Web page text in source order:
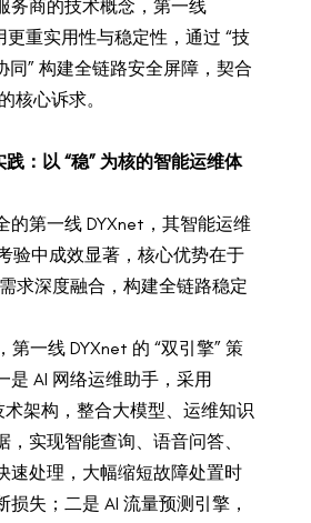
务商的技术概念，第一线
更重实用性与稳定性，通过 “技
同” 构建全链路安全屏障，契合
核心诉求。
践：以 “稳” 为核的智能运维体
的第一线 DYXnet，其智能运维
验中成效显著，核心优势在于
求深度融合，构建全链路稳定
第一线 DYXnet 的 “双引擎” 策
是 AI 网络运维助手，采用
术架构，整合大模型、运维知识
，实现智能查询、语音问答、
速处理，大幅缩短故障处置时
损失；二是 AI 流量预测引擎，